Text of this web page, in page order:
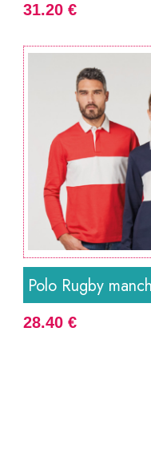
31.20 €
Polo Rugby
28.40 €